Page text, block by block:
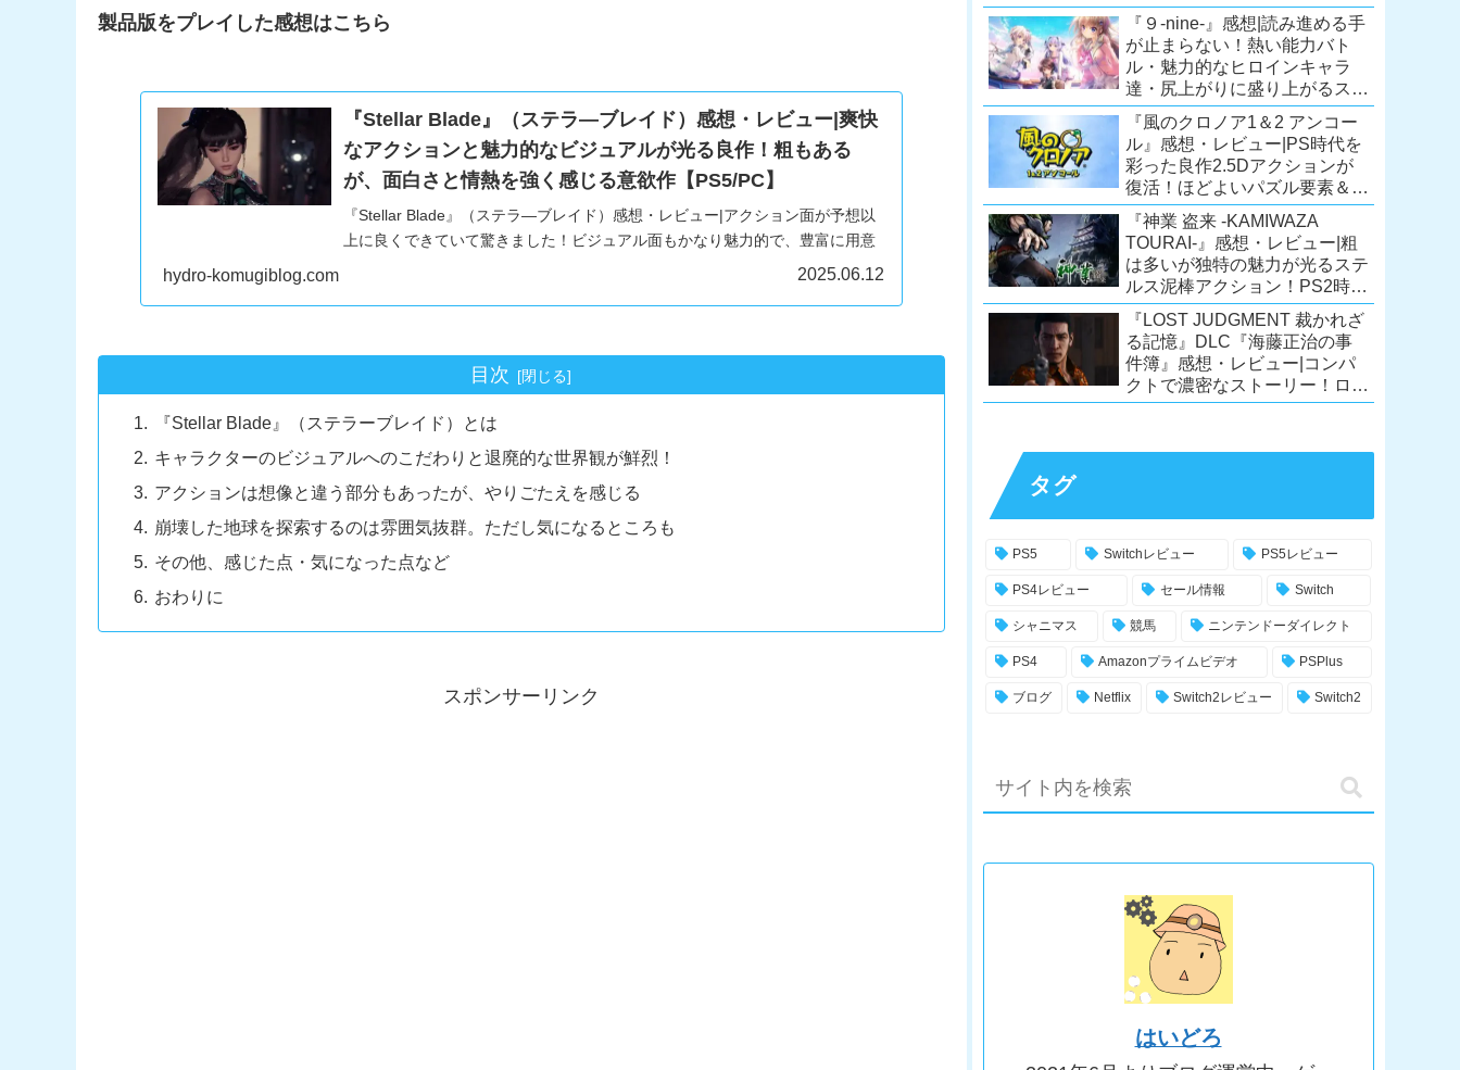
製品版をプレイした感想はこちら
『Stellar Blade』（ステラ―ブレイド）感想・レビュー|爽快
なアクションと魅力的なビジュアルが光る良作！粗もある
が、面白さと情熱を強く感じる意欲作【PS5/PC】
『Stellar Blade』（ステラ―ブレイド）感想・レビュー|アクション面が予想以
上に良くできていて驚きました！ビジュアル面もかなり魅力的で、豊富に用意
されている衣装など目を惹く美しさやセクシーさを堪能できます！
hydro-komugiblog.com 2025.06.12
目次
『Stellar Blade』（ステラーブレイド）とは
キャラクターのビジュアルへのこだわりと退廃的な世界観が鮮烈！
アクションは想像と違う部分もあったが、やりごたえを感じる
崩壊した地球を探索するのは雰囲気抜群。ただし気になるところも
その他、感じた点・気になった点など
おわりに
スポンサーリンク
予想！【ニンテンドーダイレク
ト予想】
『９-nine-』感想|読み進める手
が止まらない！熱い能力バト
ル・魅力的なヒロインキャラ
達・尻上がりに盛り上がるスト
ーリーが面白すぎるノベルゲ
ー！【PC/Steam/Switch/PS4】
『風のクロノア1＆2 アンコー
ル』感想・レビュー|PS時代を
彩った良作2.5Dアクションが
復活！ほどよいパズル要素＆切
ない余韻のストーリーも魅力！
【Switch/PS5/PS4/Xbox
X|S/Xone/PC】
『神業 盗来 -KAMIWAZA
TOURAI-』感想・レビュー|粗
は多いが独特の魅力が光るステ
ルス泥棒アクション！PS2時代
の異色のタイトル、令和に復
活！【Switch/PS4/Steam】
『LOST JUDGMENT 裁かれざ
る記憶』DLC『海藤正治の事
件簿』感想・レビュー|コンパ
クトで濃密なストーリー！ロス
トジャッジメント本編と合わせ
DLC！
タグ
PS5 Switchレビュー PS5レビュー
PS4レビュー セール情報 Switch
シャニマス 競馬 ニンテンドーダイレクト
PS4 Amazonプライムビデオ PSPlus
ブログ Netflix Switch2レビュー Switch2
はいどろ